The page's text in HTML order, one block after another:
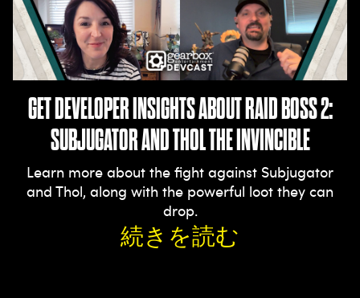
GET DEVELOPER INSIGHTS ABOUT RAID BOSS 2:
SUBJUGATOR AND THOL THE INVINCIBLE
Learn more about the fight against Subjugator
and Thol, along with the powerful loot they can
drop.
続きを読む